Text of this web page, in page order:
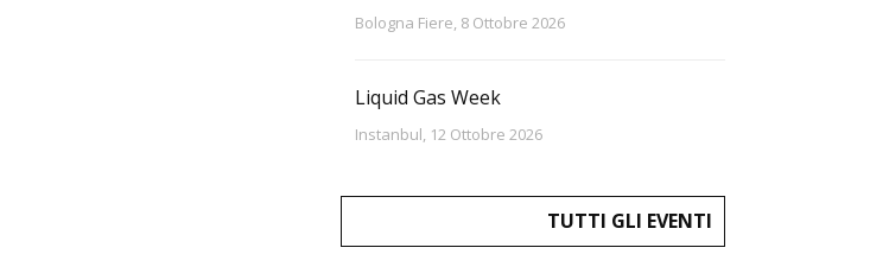
Bologna Fiere, 8 Ottobre 2026
Liquid Gas Week
Instanbul, 12 Ottobre 2026
TUTTI GLI EVENTI